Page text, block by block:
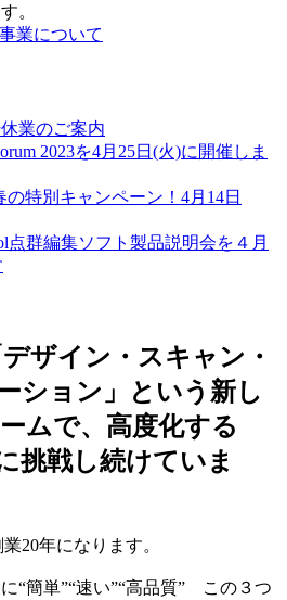
。
業について
業のご案内
2023を4月25日(火)に開催しま
の特別キャンペーン！4月14日
点群編集ソフト製品説明会を４月
ザイン・スキャン・
ション」という新し
ムで、高度化する
挑戦し続けていま
20年になります。
“簡単”“速い”“高品質” この３つ